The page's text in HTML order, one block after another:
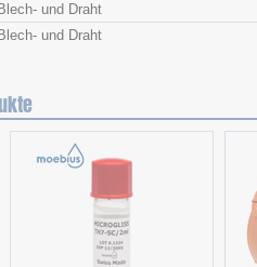
Blech- und Draht
Blech- und Draht